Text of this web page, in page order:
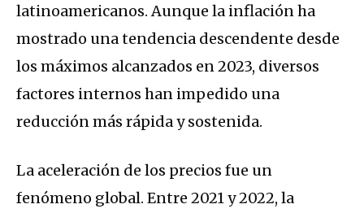
latinoamericanos. Aunque la inflación ha
mostrado una tendencia descendente desde
los máximos alcanzados en 2023, diversos
factores internos han impedido una
reducción más rápida y sostenida.
La aceleración de los precios fue un
fenómeno global. Entre 2021 y 2022, la